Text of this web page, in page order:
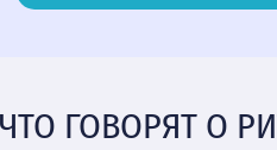
ЧТО ГОВОРЯТ О